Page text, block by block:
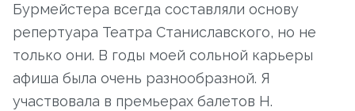
Бурмейстера всегда составляли основу
репертуара Театра Станиславского, но не
только они. В годы моей сольной карьеры
афиша была очень разнообразной. Я
участвовала в премьерах балетов Н.